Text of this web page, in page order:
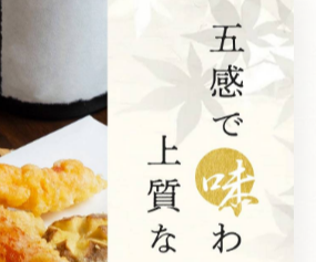
さも味わえる天ぷらの
と新しさを両方体感
では、老舗の伝統技術と現代的な
います。伝統的な江戸前天ぷらの
食材や新しい揚げ方を取り入れる
特徴です。こうした天ぷら屋で